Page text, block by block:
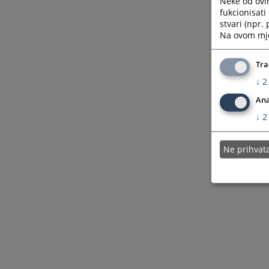
fukcionisati
stvari (npr.
Na ovom
↓ 2
↓ 2
Ne